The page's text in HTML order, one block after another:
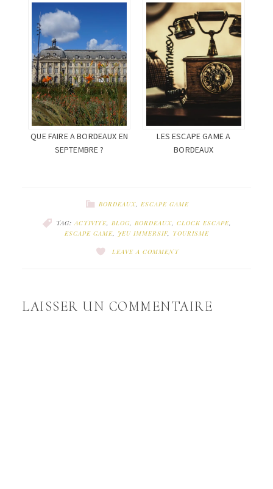
QUE FAIRE A BORDEAUX EN
SEPTEMBRE ?
LES ESCAPE GAME A
BORDEAUX
BORDEAUX, ESCAPE GAME
TAG:ACTIVITE, BLOG, BORDEAUX, CLOCK ESCAPE,
ESCAPE GAME, JEU IMMERSIF, TOURISME
LEAVE A COMMENT
LAISSER UN COMMENTAIRE